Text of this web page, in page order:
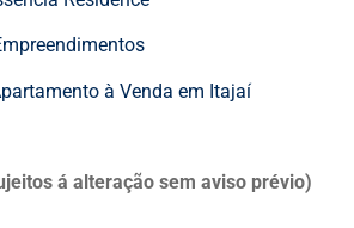
à Venda em Itajaí
á alteração sem aviso prévio)